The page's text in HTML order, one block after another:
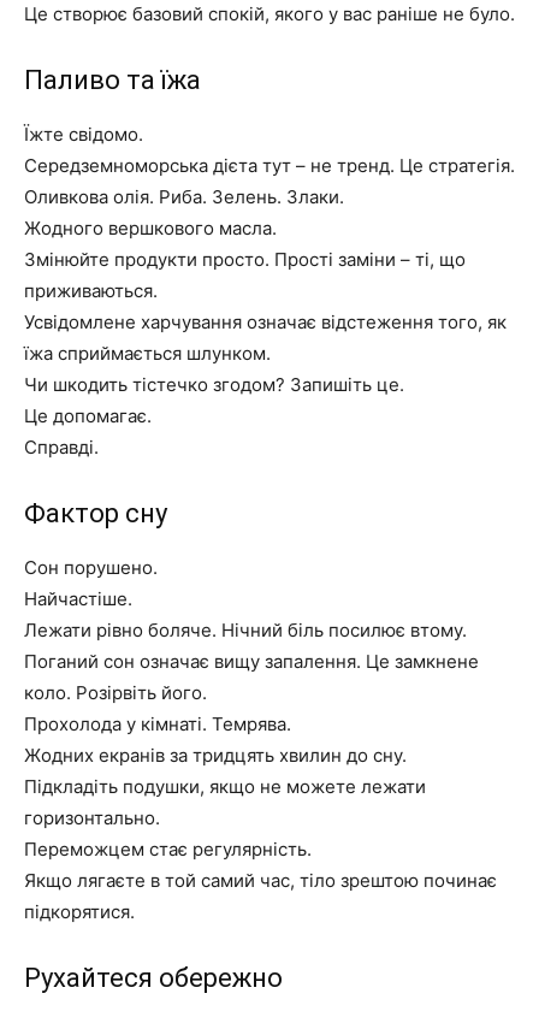
Це створює базовий спокій, якого у вас раніше не було.
Паливо та їжа
Їжте свідомо.
Середземноморська дієта тут – не тренд. Це стратегія.
Оливкова олія. Риба. Зелень. Злаки.
Жодного вершкового масла.
Змінюйте продукти просто. Прості заміни – ті, що
приживаються.
Усвідомлене харчування означає відстеження того, як
їжа сприймається шлунком.
Чи шкодить тістечко згодом? Запишіть це.
Це допомагає.
Справді.
Фактор сну
Сон порушено.
Найчастіше.
Лежати рівно боляче. Нічний біль посилює втому.
Поганий сон означає вищу запалення. Це замкнене
коло. Розірвіть його.
Прохолода у кімнаті. Темрява.
Жодних екранів за тридцять хвилин до сну.
Підкладіть подушки, якщо не можете лежати
горизонтально.
Переможцем стає регулярність.
Якщо лягаєте в той самий час, тіло зрештою починає
підкорятися.
Рухайтеся обережно